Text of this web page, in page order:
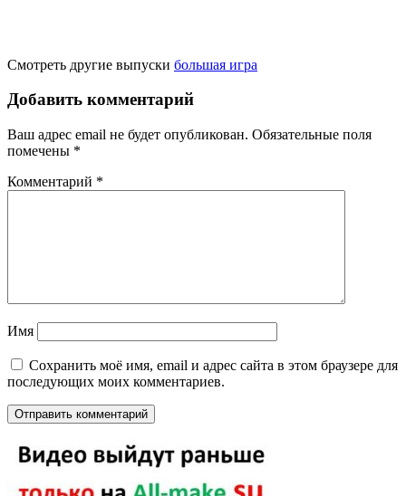
Смотреть другие выпуски большая игра
Добавить комментарий
Ваш адрес email не будет опубликован. Обязательные поля
помечены *
Комментарий *
Имя
Сохранить моё имя, email и адрес сайта в этом браузере для
последующих моих комментариев.